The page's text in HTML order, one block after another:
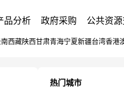
品分析 政府采购 公共资
西藏陕西甘肃青海宁夏新疆台湾香港
热门城市